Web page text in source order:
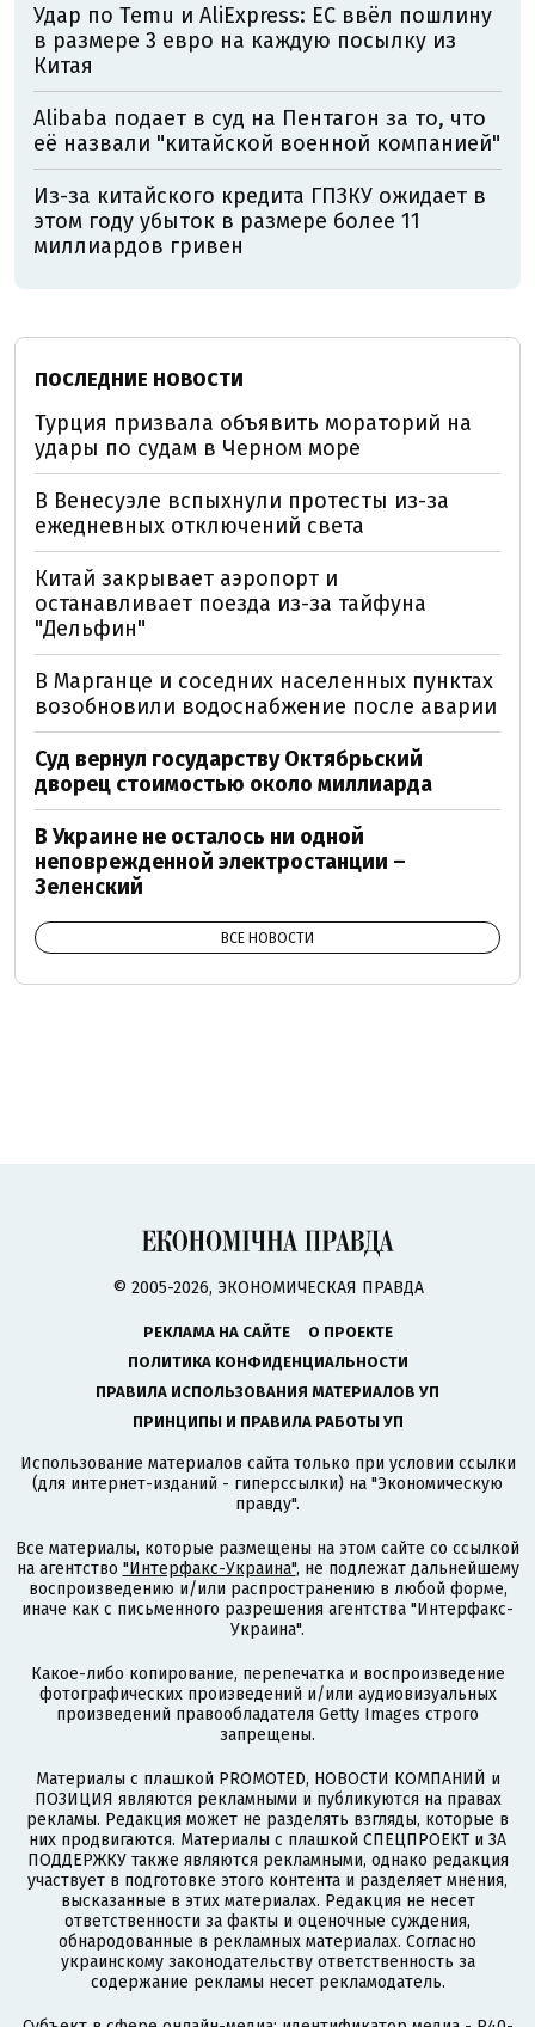
Удар по Temu и AliExpress: ЕС ввёл пошлину
в размере 3 евро на каждую посылку из
Китая
Alibaba подает в суд на Пентагон за то, что
её назвали "китайской военной компанией"
Из-за китайского кредита ГПЗКУ ожидает в
этом году убыток в размере более 11
миллиардов гривен
ПОСЛЕДНИЕ НОВОСТИ
Турция призвала объявить мораторий на
удары по судам в Черном море
В Венесуэле вспыхнули протесты из-за
ежедневных отключений света
Китай закрывает аэропорт и
останавливает поезда из-за тайфуна
"Дельфин"
В Марганце и соседних населенных пунктах
возобновили водоснабжение после аварии
Суд вернул государству Октябрьский
дворец стоимостью около миллиарда
В Украине не осталось ни одной
неповрежденной электростанции –
Зеленский
ВСЕ НОВОСТИ
© 2005-2026, ЭКОНОМИЧЕСКАЯ ПРАВДА
РЕКЛАМА НА САЙТЕ
О ПРОЕКТЕ
ПОЛИТИКА КОНФИДЕНЦИАЛЬНОСТИ
ПРАВИЛА ИСПОЛЬЗОВАНИЯ МАТЕРИАЛОВ УП
ПРИНЦИПЫ И ПРАВИЛА РАБОТЫ УП
Использование материалов сайта только при условии ссылки
(для интернет-изданий - гиперссылки) на "Экономическую
правду".
Все материалы, которые размещены на этом сайте со ссылкой
на агентство "Интерфакс-Украина", не подлежат дальнейшему
воспроизведению и/или распространению в любой форме,
иначе как с письменного разрешения агентства "Интерфакс-
Украина".
Какое-либо копирование, перепечатка и воспроизведение
фотографических произведений и/или аудиовизуальных
произведений правообладателя Getty Images строго
запрещены.
Материалы с плашкой PROMOTED, НОВОСТИ КОМПАНИЙ и
ПОЗИЦИЯ являются рекламными и публикуются на правах
рекламы. Редакция может не разделять взгляды, которые в
них продвигаются. Материалы с плашкой СПЕЦПРОЕКТ и ЗА
ПОДДЕРЖКУ также являются рекламными, однако редакция
участвует в подготовке этого контента и разделяет мнения,
высказанные в этих материалах. Редакция не несет
ответственности за факты и оценочные суждения,
обнародованные в рекламных материалах. Согласно
украинскому законодательству ответственность за
содержание рекламы несет рекламодатель.